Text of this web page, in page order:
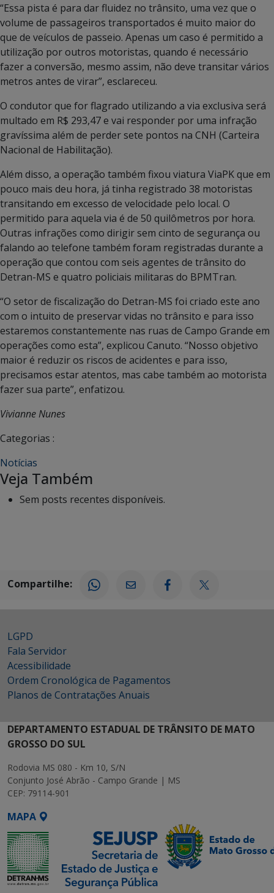
“Essa pista é para dar fluidez no trânsito, uma vez que o
volume de passageiros transportados é muito maior do
que de veículos de passeio. Apenas um caso é permitido a
utilização por outros motoristas, quando é necessário
fazer a conversão, mesmo assim, não deve transitar vários
metros antes de virar”, esclareceu.
O condutor que for flagrado utilizando a via exclusiva será
multado em R$ 293,47 e vai responder por uma infração
gravíssima além de perder sete pontos na CNH (Carteira
Nacional de Habilitação).
Além disso, a operação também fixou viatura ViaPK que em
pouco mais deu hora, já tinha registrado 38 motoristas
transitando em excesso de velocidade pelo local. O
permitido para aquela via é de 50 quilômetros por hora.
Outras infrações como dirigir sem cinto de segurança ou
falando ao telefone também foram registradas durante a
operação que contou com seis agentes de trânsito do
Detran-MS e quatro policiais militaras do BPMTran.
“O setor de fiscalização do Detran-MS foi criado este ano
com o intuito de preservar vidas no trânsito e para isso
estaremos constantemente nas ruas de Campo Grande em
operações como esta”, explicou Canuto. “Nosso objetivo
maior é reduzir os riscos de acidentes e para isso,
precisamos estar atentos, mas cabe também ao motorista
fazer sua parte”, enfatizou.
Vivianne Nunes
Categorias :
Notícias
Veja Também
Sem posts recentes disponíveis.
Compartilhe:
LGPD
Fala Servidor
Acessibilidade
Ordem Cronológica de Pagamentos
Planos de Contratações Anuais
DEPARTAMENTO ESTADUAL DE TRÂNSITO DE MATO
GROSSO DO SUL
Rodovia MS 080 - Km 10, S/N
Conjunto José Abrão - Campo Grande | MS
CEP: 79114-901
MAPA